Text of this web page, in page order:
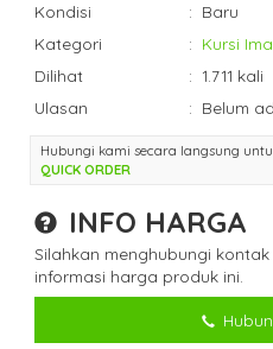
Kondisi
: Baru
Kategori
: Kursi
Dilihat
: 1.711 kali
Ulasan
: Belum
Hubungi kami secara langsung
QUICK ORDER
INFO HARGA
Silahkan menghubungi
informasi harga produk ini.